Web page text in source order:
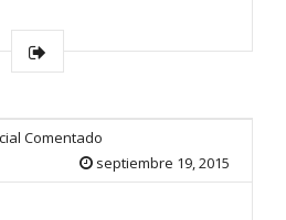
Comentado
septiembre 19, 2015